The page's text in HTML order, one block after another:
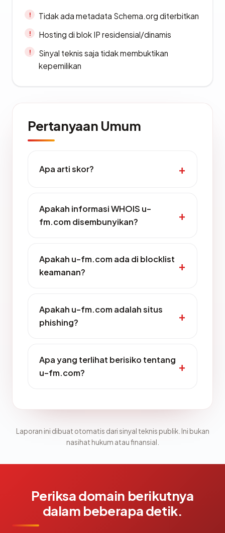
Tidak ada metadata Schema.org diterbitkan
Hosting di blok IP residensial/dinamis
Sinyal teknis saja tidak membuktikan
kepemilikan
Pertanyaan Umum
Apa arti skor?
Apakah informasi WHOIS u-
fm.com disembunyikan?
Apakah u-fm.com ada di blocklist
keamanan?
Apakah u-fm.com adalah situs
phishing?
Apa yang terlihat berisiko tentang
u-fm.com?
Laporan ini dibuat otomatis dari sinyal teknis publik. Ini bukan
nasihat hukum atau finansial.
Periksa domain berikutnya
dalam beberapa detik.